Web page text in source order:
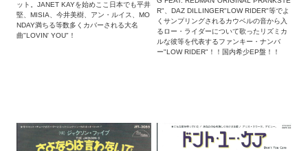
ット。JANET KAYを始めここ日本でも平井
堅、MISIA、今井美樹、アン・ルイス、MO
NDAY満ちる等数多くカバーされる大名
曲"LOVIN' YOU"！
R"、DAZ DILLINGER"LOW RIDER"等でよ
くサンプリングされるカウベルの音から入
るロー・ライダーについて歌ったリズミカ
ルな彼等を代表するファンキー・ナンバ
ー"LOW RIDER"！！国内希少EP盤！！